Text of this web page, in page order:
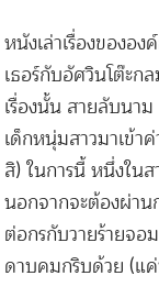
หนังเล่าเรื่องของอ
เธอร์กับอัศวินโต๊ะก
เรื่องนั้น สายลับนา
เด็กหนุ่มสาวมาเข้า
สิ) ในการนี้ หนึ่งใน
นอกจากจะต้องผ่า
ต่อกรกับวายร้ายจอ
ดาบคมกริบด้วย (แ